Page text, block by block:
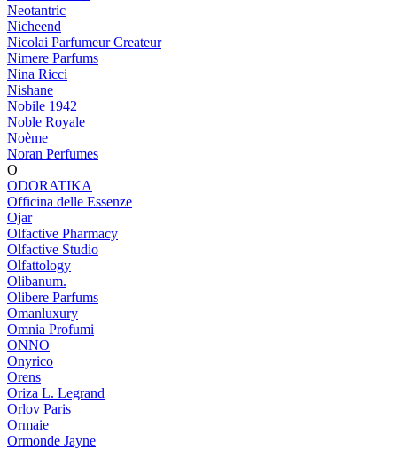
Neotantric
Nicheend
Nicolai Parfumeur Createur
Nimere Parfums
Nina Ricci
Nishane
Nobile 1942
Noble Royale
Noème
Noran Perfumes
O
ODORATIKA
Officina delle Essenze
Ojar
Olfactive Pharmacy
Olfactive Studio
Olfattology
Olibanum.
Olibere Parfums
Omanluxury
Omnia Profumi
ONNO
Onyrico
Orens
Oriza L. Legrand
Orlov Paris
Ormaie
Ormonde Jayne